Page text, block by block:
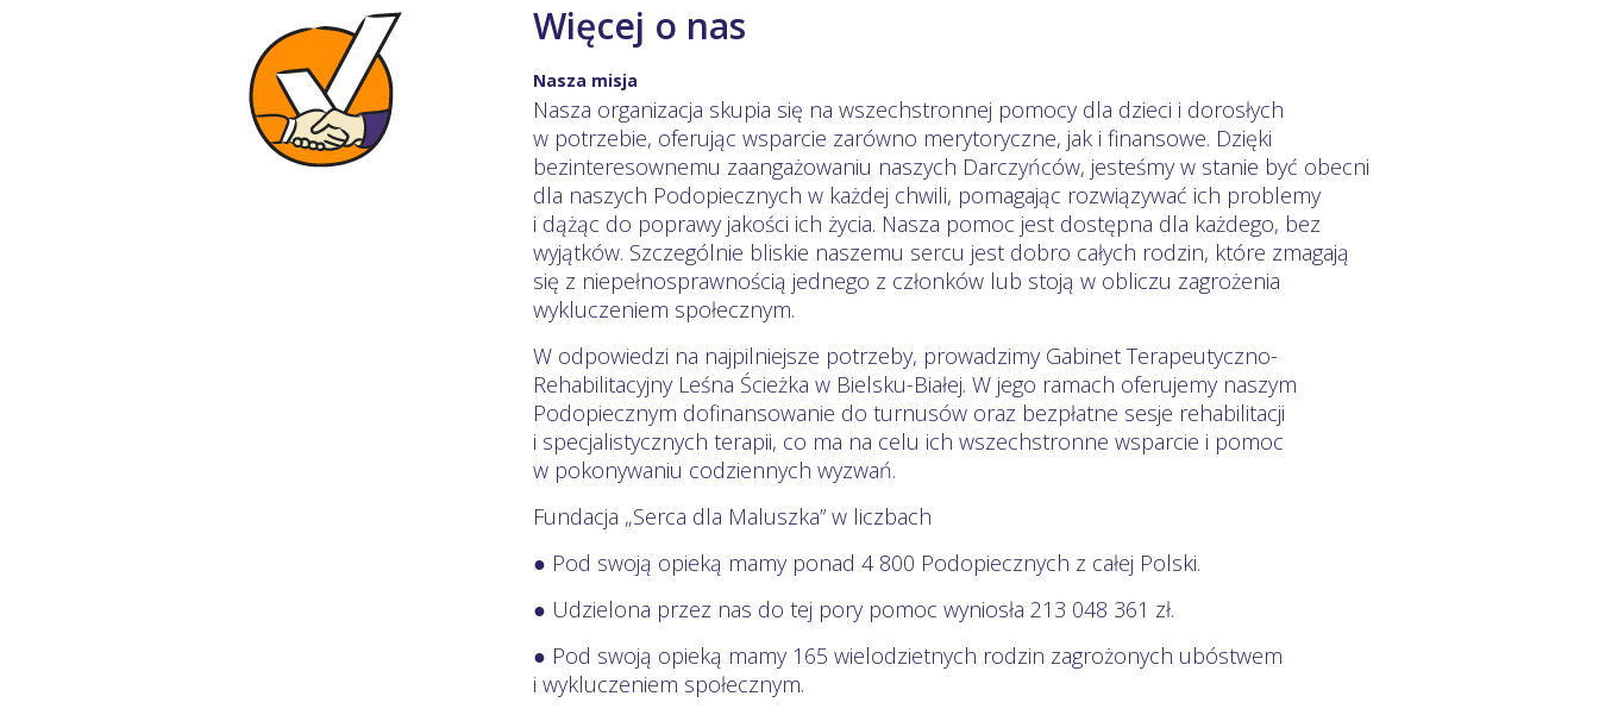
Więcej o nas
Nasza misja
Nasza organizacja skupia się na wszechstronnej pomocy dla dzieci i dorosłych
w potrzebie, oferując wsparcie zarówno merytoryczne, jak i finansowe. Dzięki
bezinteresownemu zaangażowaniu naszych Darczyńców, jesteśmy w stanie być obecni
dla naszych Podopiecznych w każdej chwili, pomagając rozwiązywać ich problemy
i dążąc do poprawy jakości ich życia. Nasza pomoc jest dostępna dla każdego, bez
wyjątków. Szczególnie bliskie naszemu sercu jest dobro całych rodzin, które zmagają
się z niepełnosprawnością jednego z członków lub stoją w obliczu zagrożenia
wykluczeniem społecznym.
W odpowiedzi na najpilniejsze potrzeby, prowadzimy Gabinet Terapeutyczno-
Rehabilitacyjny Leśna Ścieżka w Bielsku-Białej. W jego ramach oferujemy naszym
Podopiecznym dofinansowanie do turnusów oraz bezpłatne sesje rehabilitacji
i specjalistycznych terapii, co ma na celu ich wszechstronne wsparcie i pomoc
w pokonywaniu codziennych wyzwań.
Fundacja „Serca dla Maluszka” w liczbach
● Pod swoją opieką mamy ponad 4 800 Podopiecznych z całej Polski.
● Udzielona przez nas do tej pory pomoc wyniosła 213 048 361 zł.
● Pod swoją opieką mamy 165 wielodzietnych rodzin zagrożonych ubóstwem
i wykluczeniem społecznym.